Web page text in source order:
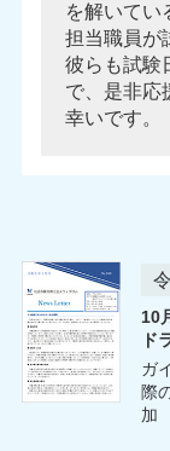
を解いてい
担当職員が
彼らも試験
で、是非応
幸いです。
10
ド
ガ
際
加